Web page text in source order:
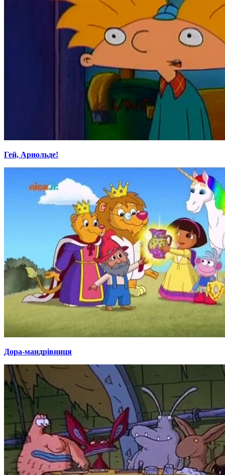
Гей, Арнольде!
Дора-мандрівниця